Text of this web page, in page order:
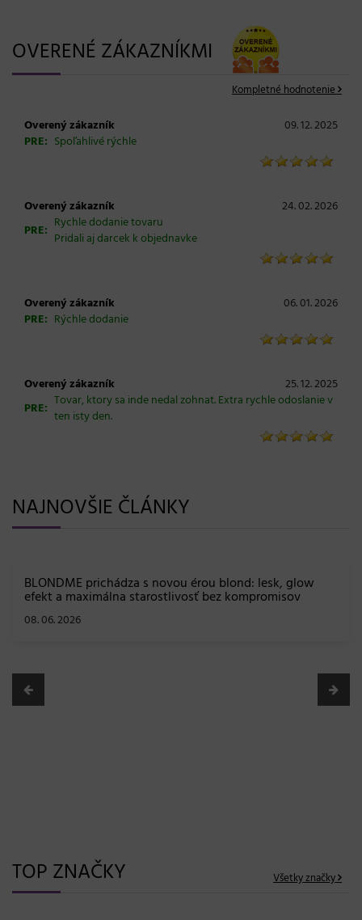
OVERENÉ ZÁKAZNÍKMI
Kompletné hodnotenie
Overený zákazník
09. 12. 2025
PRE: Spoľahlivé rýchle
Overený zákazník
24. 02. 2026
PRE: Rychle dodanie tovaru
Pridali aj darcek k objednavke
Overený zákazník
06. 01. 2026
PRE: Rýchle dodanie
Overený zákazník
25. 12. 2025
PRE: Tovar, ktory sa inde nedal zohnat. Extra rychle odoslanie v
ten isty den.
NAJNOVŠIE ČLÁNKY
TOP ZNAČKY Všetky značky